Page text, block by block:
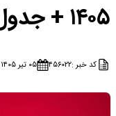
۱۴۰۵ + جدول
کد خبر :۴۵۶۰۲۲ ۰۵ تیر ۱۴۰۵ - ۱۱:۲۰